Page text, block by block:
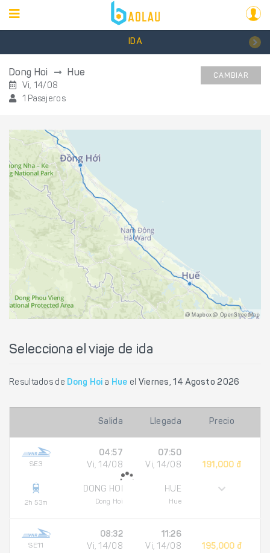
IDA
Dong Hoi Hue
Vi, 14/08
1 Pasajeros
CAMBIAR
@ Mapbox @ OpenStreetMap
Selecciona el viaje de ida
Resultados de Dong Hoi a Hue el Viernes, 14 Agosto 2026
Salida Llegada Precio
SE3
2h 53m
04:57
Vi, 14/08
DONG HOI
Dong Hoi
07:50
Vi, 14/08
HUE
Hue
191,000 đ
SE11
08:32
Vi, 14/08
11:26
Vi, 14/08
195,000 đ